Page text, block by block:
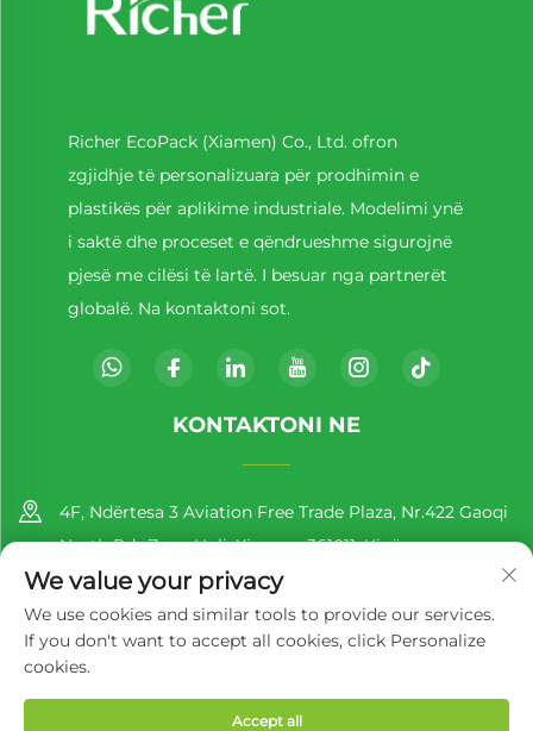
Richer EcoPack (Xiamen) Co., Ltd. ofron
zgjidhje të personalizuara për prodhimin e
plastikës për aplikime industriale. Modelimi ynë
i saktë dhe proceset e qëndrueshme sigurojnë
pjesë me cilësi të lartë. I besuar nga partnerët
globalë. Na kontaktoni sot.
KONTAKTONI NE
4F, Ndërtesa 3 Aviation Free Trade Plaza, Nr.422 Gaoqi
North Rd., Zona Huli, Xiamen, 361011, Kinë
+86-13860188777
[email protected]
We value your privacy
We use cookies and similar tools to provide our services.
If you don't want to accept all cookies, click Personalize
cookies.
Accept all